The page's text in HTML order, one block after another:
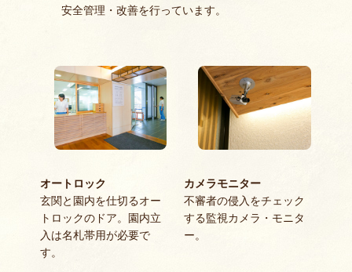
安全管理・改善を行っています。
オートロック
玄関と園内を仕切るオー
トロックのドア。園内立
入は名札帯用が必要で
す。
カメラモニター
不審者の侵入をチェック
する監視カメラ・モニタ
ー。